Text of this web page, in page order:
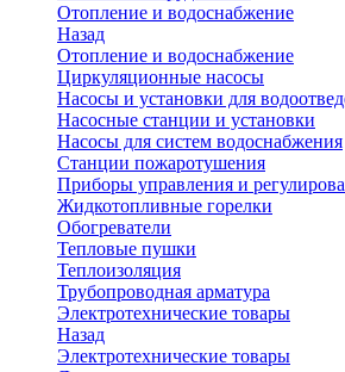
Отопление и водоснабжение
Назад
Отопление и водоснабжение
Циркуляционные насосы
Насосы и установки для
Насосные станции и установки
Насосы для систем водоснабжения
Станции пожаротушения
Приборы управления и
Жидкотопливные горелки
Обогреватели
Тепловые пушки
Теплоизоляция
Трубопроводная арматура
Электротехнические товары
Назад
Электротехнические товары